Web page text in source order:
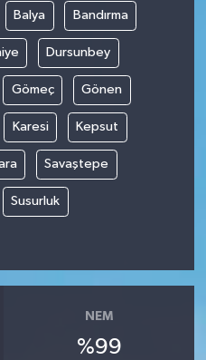
Balya Bandırma
Dursunbey
Gömeç Gönen
Karesi Kepsut
Savaştepe
Susurluk
NEM
%99